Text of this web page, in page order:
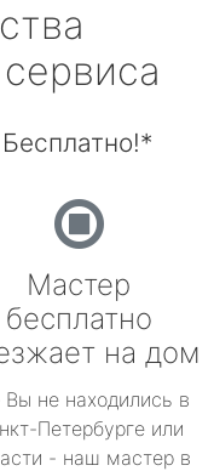
Мастер
бесплатно
на дом
Вы не находились в
Петербурге или
- наш мастер в